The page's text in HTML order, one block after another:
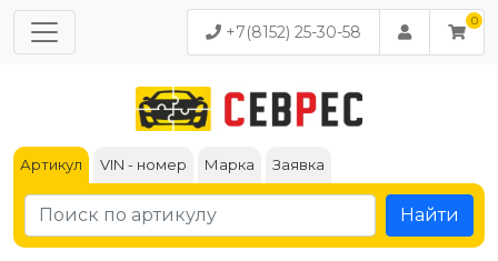
+7(8152) 25-30-58
Артикул VIN - номер Марка Заявка
Найти